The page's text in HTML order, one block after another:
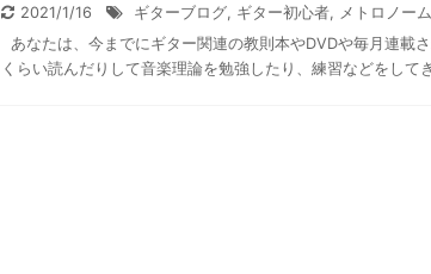
2021/1/16 ギターブログ, ギター初心者, メトロノーム
あなたは、今までにギター関連の教則本やDVDや毎月連載
くらい読んだりして音楽理論を勉強したり、練習などをし